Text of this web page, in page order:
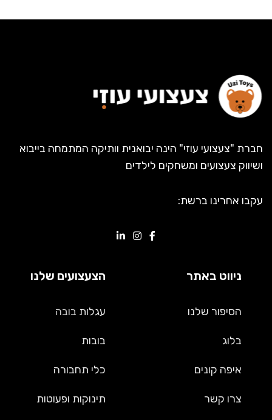
חברת "צעצועי עוזי" הינה יבואנית וותיקה המתמחה בייבוא
ושיווק צעצועים ומשחקים לילדים
עקבו אחרינו ברשת:
ניווט באתר
הסיפור שלנו
בלוג
איפה קונים
צרו קשר
הצעצועים שלנו
עגלות בובה
בובות
כלי תחבורה
תינוקות ופעוטות